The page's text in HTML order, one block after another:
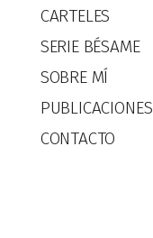
CARTELES
SERIE BÉSAME
SOBRE MÍ
PUBLICACIONES
CONTACTO